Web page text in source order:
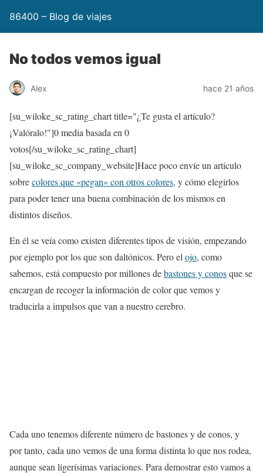
86400 – Blog de viajes
No todos vemos igual
Alex hace 21 años
[su_wiloke_sc_rating_chart title="¿Te gusta el artículo?
¡Valóralo!"]0media basada en 0
votos[/su_wiloke_sc_rating_chart]
[su_wiloke_sc_company_website]Hace poco envíe un artículo
sobrecolores que «pegan» con otros colores, y cómo elegirlos
para poder tener una buena combinación de los mismos en
distintos diseños.
En él se veía como existen diferentes tipos de visión, empezando
por ejemplo por los que son daltónicos. Pero el ojo, como
sabemos, está compuesto por millones debastones y conosque se
encargan de recoger la información de color que vemos y
traducirla a impulsos que van a nuestro cerebro.
Cada uno tenemos diferente número de bastones y de conos, y
por tanto, cada uno vemos de una forma distinta lo que nos rodea,
aunque sean ligerísimas variaciones. Para demostrar esto vamos a